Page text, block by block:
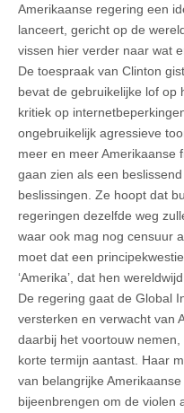
Amerikaanse regering een
lanceert, gericht op de
vissen hier verder naar wat
De toespraak van Clinton
bevat de gebruikelijke lof op
kritiek op
ongebruikelijk agressieve
meer en meer Amerikaanse
gaan zien als een
beslissingen. Ze hoopt dat
regeringen dezelfde weg
waar ook mag nog censuur
moet dat een
‘Amerika’, dat hen
De regering gaat de Global
versterken en verwacht van
daarbij het voortouw
korte termijn aantast. Haar
van belangrijke
bijeenbrengen om de violen